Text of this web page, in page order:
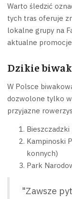
Warto śledzić
tych tras oferuje
lokalne grupy na
aktualne
Dzikie
W Polsce
dozwolone tylko
przyjazne
Kampinoski
konnych)
Park
"Zawsze